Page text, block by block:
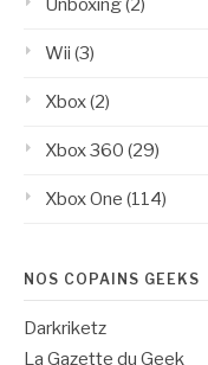
Unboxing(2)
Wii (3)
Xbox(2)
Xbox 360 (29)
Xbox One (114)
NOS COPAINS GEEKS
Darkriketz
La Gazette du Geek